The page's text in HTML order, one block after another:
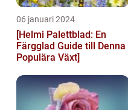
06 januari 2024
[Helmi Palettblad: En
Färgglad Guide till Denna
Populära Växt]